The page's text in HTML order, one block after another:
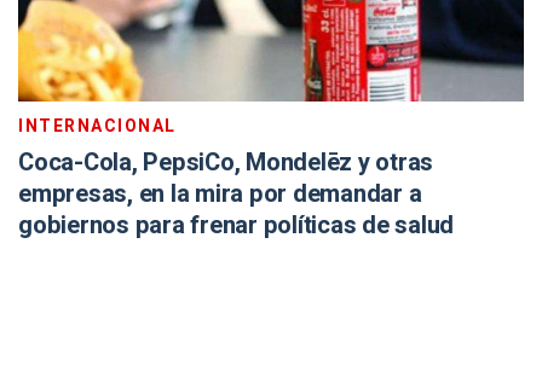
INTERNACIONAL
Coca-Cola, PepsiCo, Mondelēz y otras
empresas, en la mira por demandar a
gobiernos para frenar políticas de salud